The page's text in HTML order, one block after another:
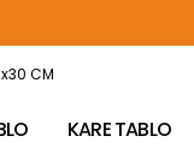
KARE TABLO